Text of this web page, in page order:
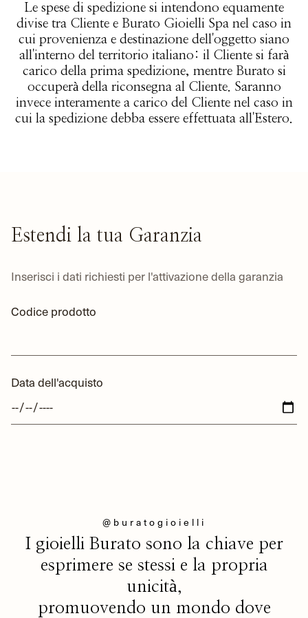
Le spese di spedizione si intendono equamente
divise tra Cliente e Burato Gioielli Spa nel caso in
cui provenienza e destinazione dell'oggetto siano
all'interno del territorio italiano: il Cliente si farà
carico della prima spedizione, mentre Burato si
occuperà della riconsegna al Cliente. Saranno
invece interamente a carico del Cliente nel caso in
cui la spedizione debba essere effettuata all'Estero.
Estendi la tua Garanzia
Inserisci i dati richiesti per l'attivazione della garanzia
Codice prodotto
Data dell'acquisto
@buratogioielli
I gioielli Burato sono la chiave per
esprimere se stessi e la propria
unicità,
promuovendo un mondo dove